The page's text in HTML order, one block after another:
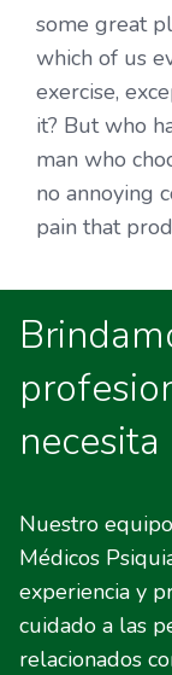
some great
which of us
exercise,
it? But who
man who
no annoying
pain that
necesita
Nuestro
Médicos
experiencia y
cuidado a las
relacionados